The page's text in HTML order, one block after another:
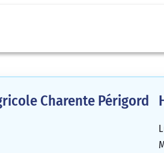
Charente Périgord